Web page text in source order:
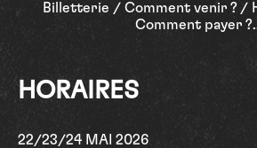
Billetterie / Comment venir ? /
Comment payer
HORAIRES
22/23/24 MAI 2026